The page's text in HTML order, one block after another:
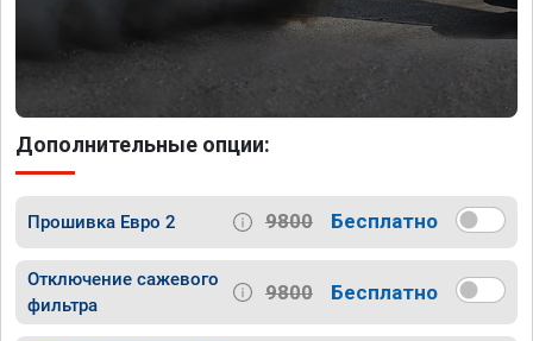
Дополнительные опции:
Прошивка Евро 2 9800 Бесплатно
Отключение сажевого
фильтра
9800 Бесплатно